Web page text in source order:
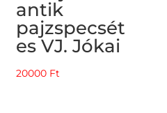
antik
pajzspecsét
es VJ. Jókai
20000 Ft